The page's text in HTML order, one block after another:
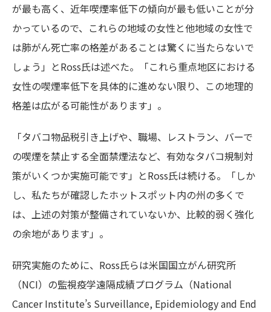
が最も高く、近年喫煙率低下の傾向が最も低いことが分
かっているので、これらの地域の女性と他地域の女性で
は肺がん死亡率の格差があることは驚くに当たらないで
しょう」とRoss氏は述べた。「これら重点地区における
女性の喫煙率低下を具体的に進めない限り、この地理的
格差は広がる可能性があります」。
「タバコ物品税引き上げや、職場、レストラン、バーで
の喫煙を禁止する全面禁煙法など、有効なタバコ規制対
策がいくつか実施可能です」とRoss氏は続ける。「しか
し、私たちが確認したホットスポット内の州の多くで
は、上述の対策が整備されていないか、比較的弱く強化
の余地があります」。
研究実施のために、Ross氏らは米国国立がん研究所
（NCI）の監視疫学遠隔成績プログラム（National
Cancer Institute’s Surveillance, Epidemiology and End